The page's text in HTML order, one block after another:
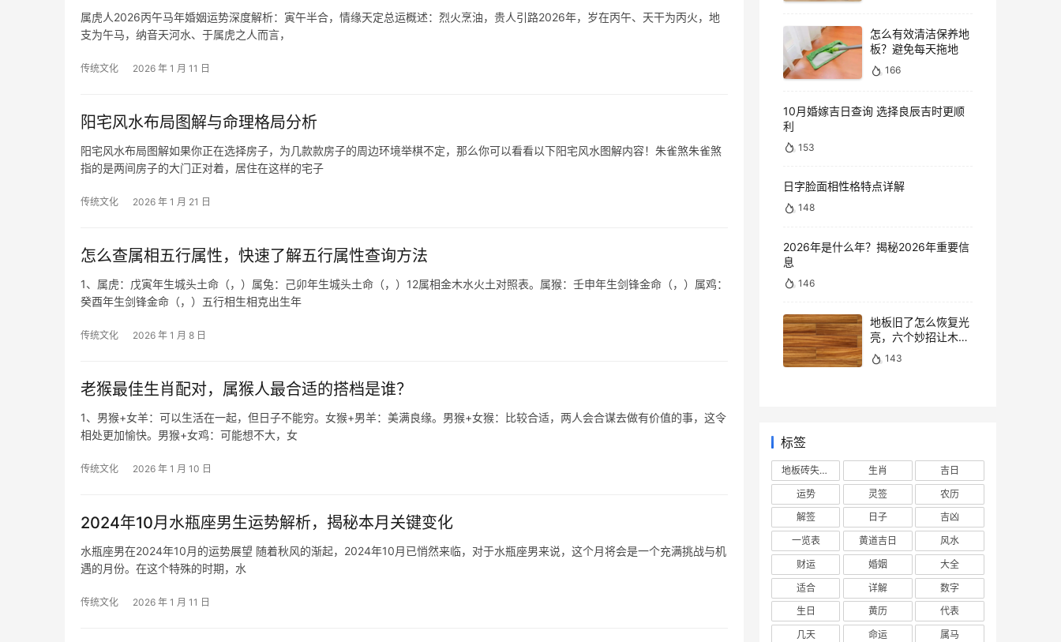
属虎人2026丙午马年婚姻运势深度解析：寅午半合，情缘天定总运概述：烈火烹油，贵人引路2026年，岁在丙午、天干为丙火，地
支为午马，纳音天河水、于属虎之人而言，
传统文化 2026 年 1 月 11 日
阳宅风水布局图解与命理格局分析
阳宅风水布局图解如果你正在选择房子，为几款款房子的周边环境举棋不定，那么你可以看看以下阳宅风水图解内容！朱雀煞朱雀煞
指的是两间房子的大门正对着，居住在这样的宅子
传统文化 2026 年 1 月 21 日
怎么查属相五行属性，快速了解五行属性查询方法
1、属虎：戊寅年生城头土命（，）属兔：己卯年生城头土命（，）12属相金木水火土对照表。属猴：壬申年生剑锋金命（，）属鸡：
癸酉年生剑锋金命（，）五行相生相克出生年
传统文化 2026 年 1 月 8 日
老猴最佳生肖配对，属猴人最合适的搭档是谁？
1、男猴+女羊：可以生活在一起，但日子不能穷。女猴+男羊：美满良缘。男猴+女猴：比较合适，两人会合谋去做有价值的事，这令
相处更加愉快。男猴+女鸡：可能想不大，女
传统文化 2026 年 1 月 10 日
2024年10月水瓶座男生运势解析，揭秘本月关键变化
水瓶座男在2024年10月的运势展望 随着秋风的渐起，2024年10月已悄然来临，对于水瓶座男来说，这个月将会是一个充满挑战与机
遇的月份。在这个特殊的时期，水
传统文化 2026 年 1 月 11 日
怎么有效清洁保养地
板？避免每天拖地
166
10月婚嫁吉日查询 选择良辰吉时更顺
利
153
日字脸面相性格特点详解
148
2026年是什么年？揭秘2026年重要信
息
146
地板旧了怎么恢复光
亮，六个妙招让木地
板焕然一新
143
标签
地板砖失去光泽 生肖
吉日
运势
灵签
农历
解签
日子
吉凶
一览表
黄道吉日
风水
财运
婚姻
大全
适合
详解
数字
生日
黄历
代表
几天
命运 属马